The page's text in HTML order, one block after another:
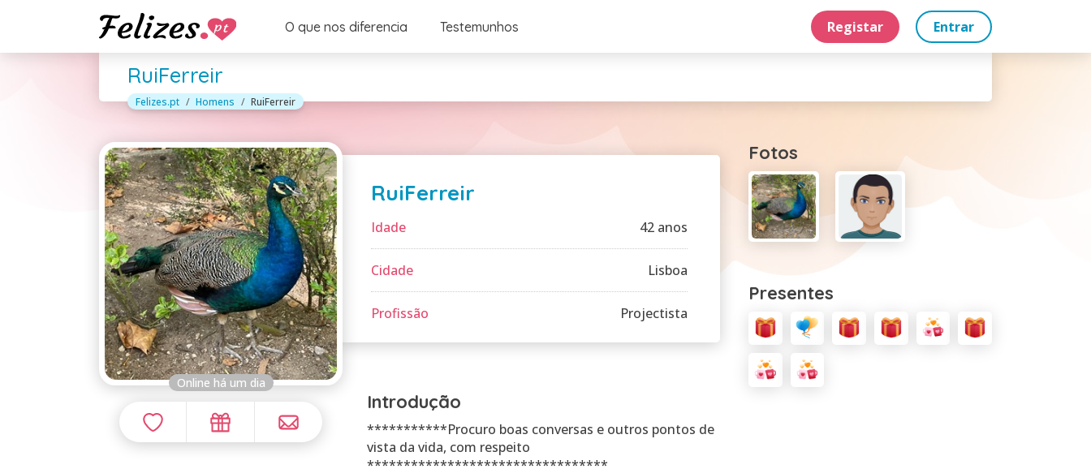
O que nos diferencia Testemunhos Registar Entrar
RuiFerreir
Felizes.pt Homens RuiFerreir
Online há um dia
RuiFerreir
Idade 42 anos
Cidade Lisboa
Profissão Projectista
Introdução
***********Procuro boas conversas e outros pontos de
vista da vida, com respeito
*********************************
Fotos
Presentes